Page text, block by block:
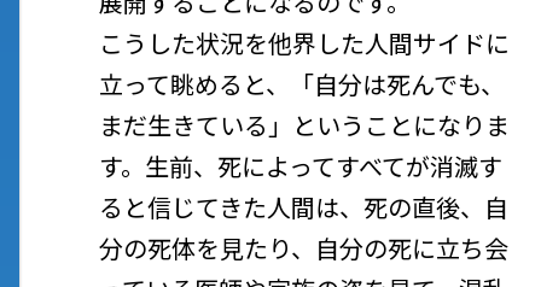
こうした状況を他界した人間サイドに
立って眺めると、「自分は死んでも、
まだ生きている」ということになりま
す。生前、死によってすべてが消滅す
ると信じてきた人間は、死の直後、自
分の死体を見たり、自分の死に立ち会